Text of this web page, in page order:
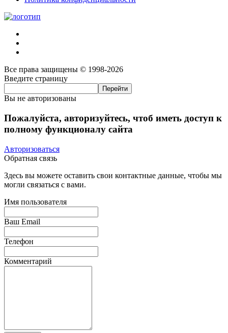
Все права защищены © 1998-2026
Введите страницу
Вы не авторизованы
Пожалуйста, авторизуйтесь, чтоб иметь доступ к
полному функционалу сайта
Авторизоваться
Обратная связь
Здесь вы можете оставить свои контактные данные, чтобы мы
могли связаться с вами.
Имя пользователя
Ваш Email
Телефон
Комментарий